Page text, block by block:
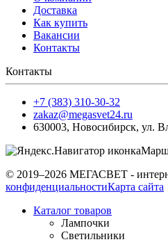
Доставка
Как купить
Вакансии
Контакты
Контакты
+7 (383) 310-30-32
zakaz@megasvet24.ru
630003, Новосибирск, ул.
© 2019–2026 МЕГАСВЕТ -
конфиденциальностиКарта сайта
Каталог товаров
Лампочки
Светильники